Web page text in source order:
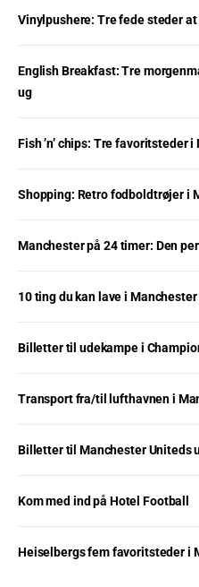
Vinylpushere: Tre fede steder at
English Breakfast: Tre
ug
Fish ’n’ chips: Tre favoritsteder
Shopping: Retro fodboldtrøjer i
Manchester på 24 timer: Den
10 ting du kan lave i Manchester
Billetter til udekampe i
Transport fra/til lufthavnen i
Billetter til Manchester Uniteds
Kom med ind på Hotel Football
Heiselbergs fem favoritsteder i